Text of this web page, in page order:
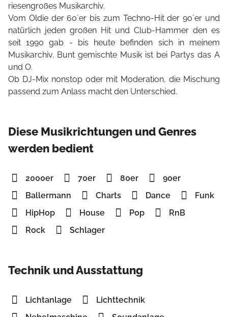
riesengroßes Musikarchiv.
Vom Oldie der 60´er bis zum Techno-Hit der 90´er und
natürlich jeden großen Hit und Club-Hammer den es
seit 1990 gab - bis heute befinden sich in meinem
Musikarchiv. Bunt gemischte Musik ist bei Partys das A
und O.
Ob DJ-Mix nonstop oder mit Moderation, die Mischung
passend zum Anlass macht den Unterschied.
Diese Musikrichtungen und Genres
werden bedient
2000er 70er 80er
90er
Ballermann
Charts Dance
Funk
HipHop
House Pop
RnB
Rock
Schlager
Technik und Ausstattung
Lichtanlage
Lichttechnik